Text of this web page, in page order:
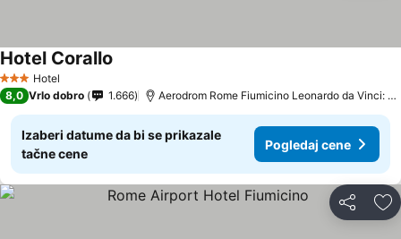
3 Zvezdice
Hotel
Hotel Corallo
8,0 Vrlo dobro 1.666 Aerodrom Rome Fiumicino Leonardo da Vinci: udaljenost 4.7 km
Izaberi datume da bi se prikazale
tačne cene
Pogledaj cene
Deli